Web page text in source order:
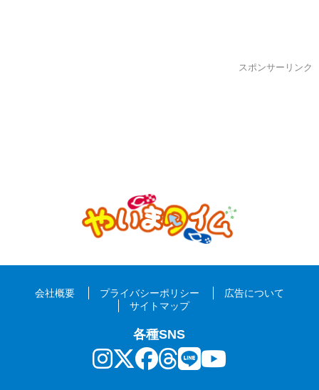
スポンサーリンク
会社概要 プライバシーポリシー
広告について
サイトマップ
各種SNS